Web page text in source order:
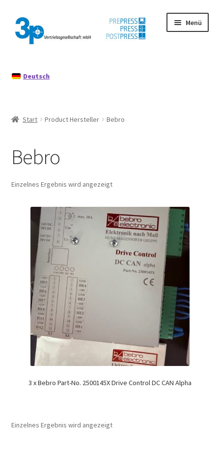
Zur
Navigation
springen
Zum
Inhalt
springen
Menü
Datenschutz
Mein Konto
Deutsch
Start Product Hersteller Bebro
Bebro
Einzelnes Ergebnis wird angezeigt
3 x Bebro Part-No. 2500145X Drive Control DC CAN Alpha
Einzelnes Ergebnis wird angezeigt